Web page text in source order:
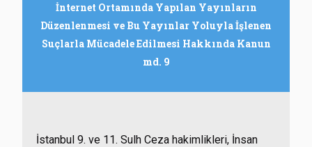
İnternet Ortamında Yapılan Yayınların
Düzenlenmesi ve Bu Yayınlar Yoluyla İşlenen
Suçlarla Mücadele Edilmesi Hakkında Kanun
md. 9
İstanbul 9. ve 11. Sulh Ceza hakimlikleri, İnsan